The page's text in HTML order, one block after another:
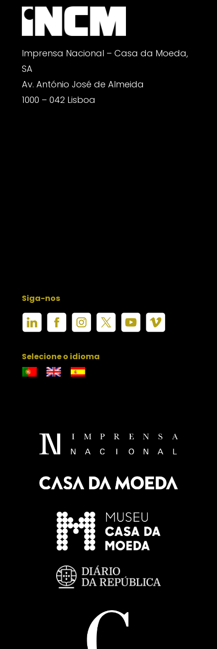
Imprensa Nacional – Casa da Moeda,
SA
Av. António José de Almeida
1000 – 042 Lisboa
Siga-nos
Selecione o idioma